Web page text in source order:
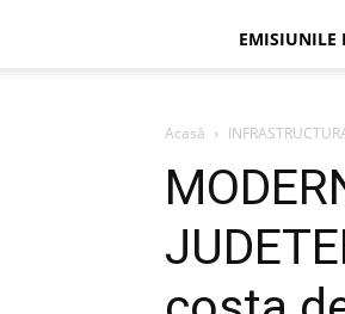
EMISIUNILE
Acasă